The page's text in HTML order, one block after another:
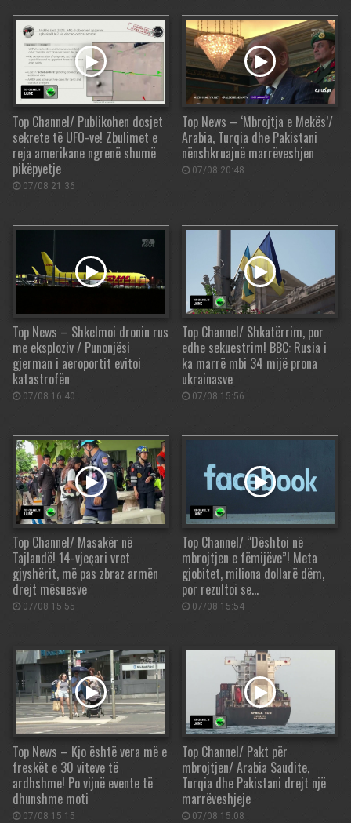
Top Channel/ Publikohen dosjet
sekrete të UFO-ve! Zbulimet e
reja amerikane ngrenë shumë
pikëpyetje
07/08 21:36
Top News – ‘Mbrojtja e Mekës’/
Arabia, Turqia dhe Pakistani
nënshkruajnë marrëveshjen
07/08 20:48
Top News – Shkelmoi dronin rus
me eksploziv / Punonjësi
gjerman i aeroportit evitoi
katastrofën
07/08 16:40
Top Channel/ Shkatërrim, por
edhe sekuestrim! BBC: Rusia i
ka marrë mbi 34 mijë prona
ukrainasve
07/08 15:56
Top Channel/ Masakër në
Tajlandë! 14-vjeçari vret
gjyshërit, më pas zbraz armën
drejt mësuesve
07/08 15:55
Top Channel/ “Dështoi në
mbrojtjen e fëmijëve”! Meta
gjobitet, miliona dollarë dëm,
por rezultoi se…
07/08 15:54
Top News – Kjo është vera më e
freskët e 30 viteve të
ardhshme! Po vijnë evente të
dhunshme moti
07/08 15:15
Top Channel/ Pakt për
mbrojtjen/ Arabia Saudite,
Turqia dhe Pakistani drejt një
marrëveshjeje
07/08 15:08